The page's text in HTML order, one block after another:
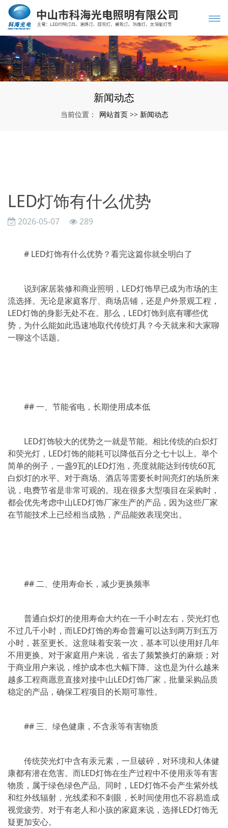
新闻动态
当前位置： 网站首页 >> 新闻动态
LED灯饰有什么优势
2026-05-07 289
# LED灯饰有什么优势？看完这篇你就全明白了
说到家居装修和商业照明，LED灯饰早已成为市场的主
流选择。无论是家庭客厅、商场店铺，还是户外景观工程，
LED灯饰的身影无处不在。那么，LED灯饰到底有哪些优
势，为什么能如此迅速地取代传统灯具？今天就来和大家聊
一聊这个话题。
## 一、节能省电，长期使用成本低
LED灯饰较大的优势之一就是节能。相比传统的白炽灯
和荧光灯，LED灯饰的能耗可以降低百分之七十以上。举个
简单的例子，一盏9瓦的LED灯泡，亮度就能达到传统60瓦
白炽灯的水平。对于商场、酒店等需要长时间亮灯的场所来
说，电费节省是非常可观的。现在很多大型项目在采购时，
都会优先考虑中山LED灯饰厂家生产的产品，因为这些厂家
在节能技术上已经相当成熟，产品能效表现突出。
## 二、使用寿命长，减少更换频率
普通白炽灯的使用寿命大约在一千小时左右，荧光灯也
不过几千小时，而LED灯饰的寿命普遍可以达到两万到五万
小时，甚至更长。这意味着安装一次，基本可以使用好几年
不用更换。对于家庭用户来说，省去了频繁换灯的麻烦；对
于商业用户来说，维护成本也大幅下降。这也是为什么越来
越多工程商愿意直接对接中山LED灯饰厂家，批量采购品质
稳定的产品，确保工程项目的长期可靠性。
## 三、绿色健康，不含汞等有害物质
传统荧光灯中含有汞元素，一旦破碎，对环境和人体健
康都有潜在危害。而LED灯饰在生产过程中不使用汞等有害
物质，属于绿色绿色产品。同时，LED灯饰不会产生紫外线
和红外线辐射，光线柔和不刺眼，长时间使用也不容易造成
视觉疲劳。对于有老人和小孩的家庭来说，选择LED灯饰无
疑更加安心。